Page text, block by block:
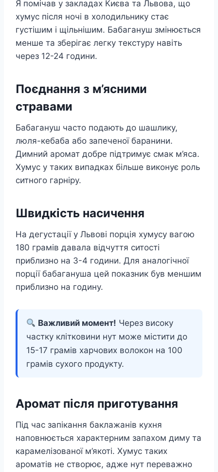
Я помічав у закладах Києва та Львова, що
хумус після ночі в холодильнику стає
густішим і щільнішим. Бабагануш змінюється
менше та зберігає легку текстуру навіть
через 12-24 години.
Поєднання з м’ясними
стравами
Бабагануш часто подають до шашлику,
люля-кебаба або запеченої баранини.
Димний аромат добре підтримує смак м’яса.
Хумус у таких випадках більше виконує роль
ситного гарніру.
Швидкість насичення
На дегустації у Львові порція хумусу вагою
180 грамів давала відчуття ситості
приблизно на 3-4 години. Для аналогічної
порції бабагануша цей показник був меншим
приблизно на годину.
Важливий момент! Через високу
частку клітковини нут може містити до
15-17 грамів харчових волокон на 100
грамів сухого продукту.
Аромат після приготування
Під час запікання баклажанів кухня
наповнюється характерним запахом диму та
карамелізованої м’якоті. Хумус таких
ароматів не створює, адже нут переважно